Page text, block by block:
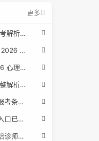
更多
2026 心理咨询师完整报考解析（2017 国考取消后现行权威体系 + 避坑全指南）
广州 / 深圳上班族必看｜2026 心理咨询师考证指南，转行副业、情绪疏导双收益
珠三角上班族必看｜2026 心理咨询师考证指南，转行副业、情绪疏导双收益
2026 心理咨询师报考完整解析｜2017 国考取消后正规报考标准、流程避坑指南
2026年人工智能训练师报考条件与流程：2026年最新官方要求全面解读
2026医疗陪诊顾问报名入口已公布，全国报考条件流程政策全解析
2026年医疗陪诊顾问（陪诊师）招生启动，全国报考指南附报名官网